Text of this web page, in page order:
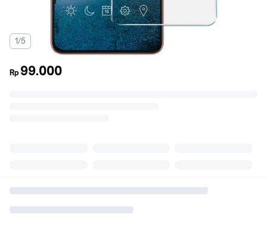
1/5
Rp 99.000